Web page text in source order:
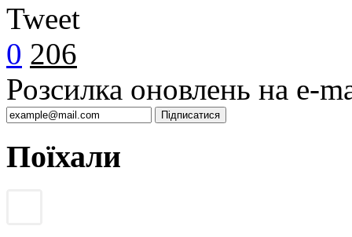
Tweet
0 206
Розсилка оновлень на e-
Поїхали